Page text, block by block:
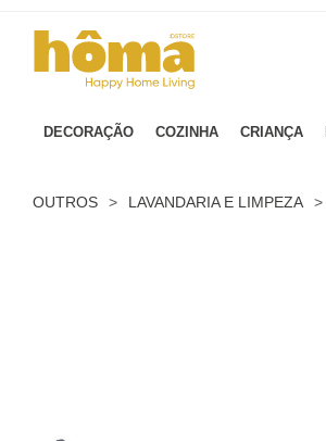
DECORAÇÃO COZINHA CRIANÇA
OUTROS > LAVANDARIA E LIMPEZA >